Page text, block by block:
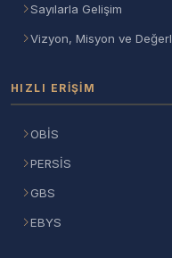
Sayılarla Gelişim
Vizyon, Misyon ve
HIZLI ERIŞIM
OBİS
PERSİS
GBS
EBYS